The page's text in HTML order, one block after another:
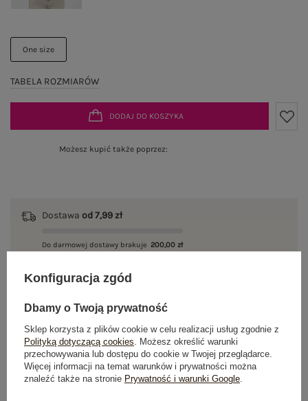
One size
TABELA ROZMIARÓW
DODAJ DO KOSZYKA
Możesz kupić także poprzez:
Dostawa od 7,99 zł
Do darmowej dostawy brakuje 200,00 zł
OPIS PRODUKTU
Konfiguracja zgód
Dbamy o Twoją prywatność
Sklep korzysta z plików cookie w celu realizacji usług zgodnie z
Polityką dotyczącą cookies. Możesz określić warunki
przechowywania lub dostępu do cookie w Twojej przeglądarce.
Więcej informacji na temat warunków i prywatności można
znaleźć także na stronie Prywatność i warunki Google.